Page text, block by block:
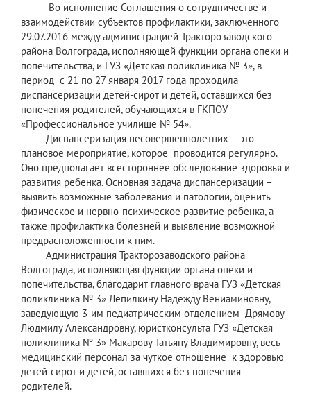
Во исполнение Соглашения о сотрудничестве и
взаимодействии субъектов профилактики, заключенного
29.07.2016 между администрацией Тракторозаводского
района Волгограда, исполняющей функции органа опеки и
попечительства, и ГУЗ «Детская поликлиника № 3», в
период с 21 по 27 января 2017 года проходила
диспансеризации детей-сирот и детей, оставшихся без
попечения родителей, обучающихся в ГКПОУ
«Профессиональное училище № 54».
Диспансеризация несовершеннолетних – это
плановое мероприятие, которое проводится регулярно.
Оно предполагает всестороннее обследование здоровья и
развития ребенка. Основная задача диспансеризации –
выявить возможные заболевания и патологии, оценить
физическое и нервно-психическое развитие ребенка, а
также профилактика болезней и выявление возможной
предрасположенности к ним.
Администрация Тракторозаводского района
Волгограда, исполняющая функции органа опеки и
попечительства, благодарит главного врача ГУЗ «Детская
поликлиника № 3» Лепилкину Надежду Вениаминовну,
заведующую 3-им педиатрическим отделением Дрямову
Людмилу Александровну, юристконсульта ГУЗ «Детская
поликлиника № 3» Макарову Татьяну Владимировну, весь
медицинский персонал за чуткое отношение к здоровью
детей-сирот и детей, оставшихся без попечения
родителей.